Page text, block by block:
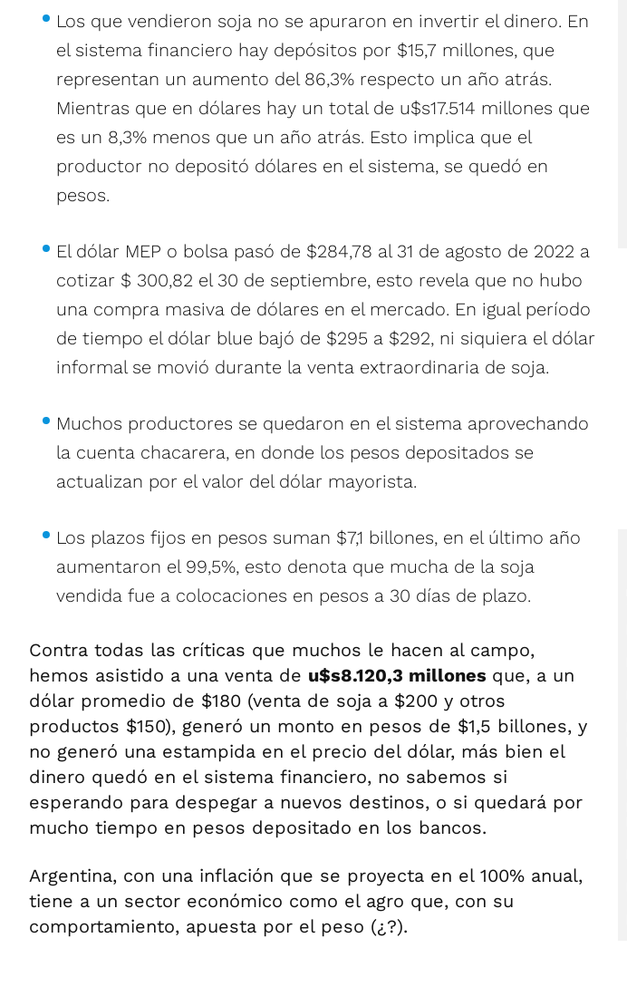
Los que vendieron soja no se apuraron en invertir el dinero. En
el sistema financiero hay depósitos por $15,7 millones, que
representan un aumento del 86,3% respecto un año atrás.
Mientras que en dólares hay un total de u$s17.514 millones que
es un 8,3% menos que un año atrás. Esto implica que el
productor no depositó dólares en el sistema, se quedó en
pesos.
El dólar MEP o bolsa pasó de $284,78 al 31 de agosto de 2022 a
cotizar $ 300,82 el 30 de septiembre, esto revela que no hubo
una compra masiva de dólares en el mercado. En igual período
de tiempo el dólar blue bajó de $295 a $292, ni siquiera el dólar
informal se movió durante la venta extraordinaria de soja.
Muchos productores se quedaron en el sistema aprovechando
la cuenta chacarera, en donde los pesos depositados se
actualizan por el valor del dólar mayorista.
Los plazos fijos en pesos suman $7,1 billones, en el último año
aumentaron el 99,5%, esto denota que mucha de la soja
vendida fue a colocaciones en pesos a 30 días de plazo.
Contra todas las críticas que muchos le hacen al campo,
hemos asistido a una venta de u$s8.120,3 millones que, a un
dólar promedio de $180 (venta de soja a $200 y otros
productos $150), generó un monto en pesos de $1,5 billones, y
no generó una estampida en el precio del dólar, más bien el
dinero quedó en el sistema financiero, no sabemos si
esperando para despegar a nuevos destinos, o si quedará por
mucho tiempo en pesos depositado en los bancos.
Argentina, con una inflación que se proyecta en el 100% anual,
tiene a un sector económico como el agro que, con su
comportamiento, apuesta por el peso (¿?).